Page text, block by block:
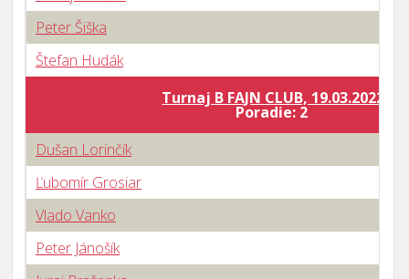
Peter Šiška
Štefan Hudák
Turnaj B FAJN CLUB, 19.03.2022
Poradie: 2
Dušan Lorinčík
Ľubomír Grosiar
Vlado Vanko
Peter Jánošík